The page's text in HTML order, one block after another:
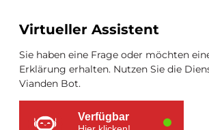
Zusätzliche
Ressourcen
Virtueller Assistent
Sie haben eine Frage oder möchten
Erklärung erhalten. Nutzen Sie die
Vianden Bot.
Verfügbar